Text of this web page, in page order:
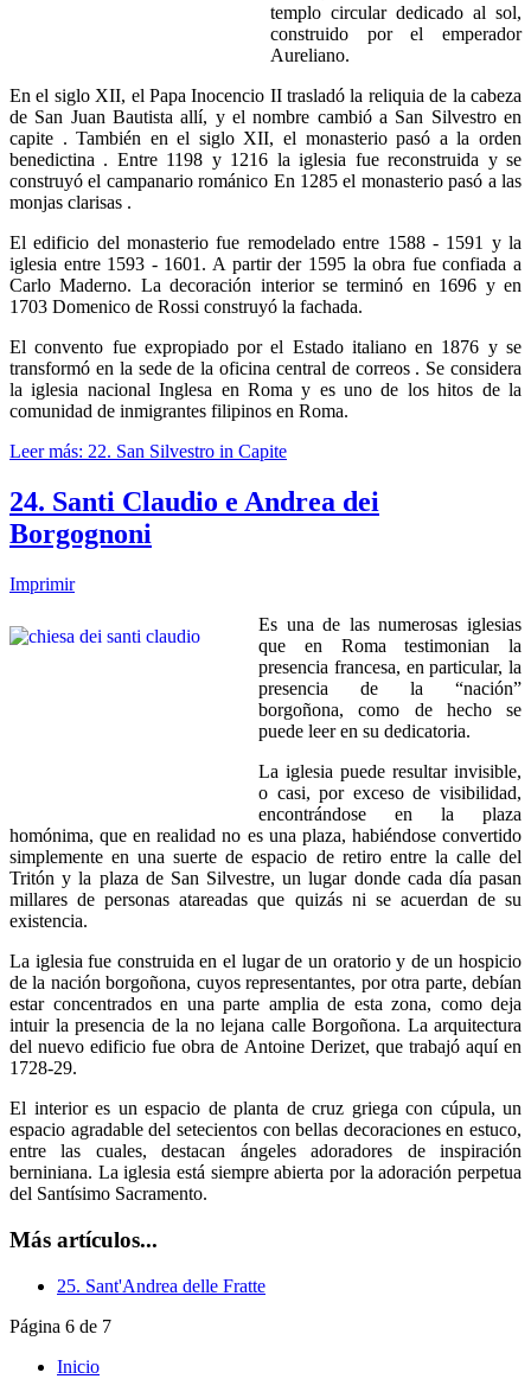
templo circular dedicado al sol,
construido por el emperador
Aureliano.
En el siglo XII, el Papa Inocencio II trasladó la reliquia de la cabeza
de San Juan Bautista allí, y el nombre cambió a San Silvestro en
capite . También en el siglo XII, el monasterio pasó a la orden
benedictina . Entre 1198 y 1216 la iglesia fue reconstruida y se
construyó el campanario románico En 1285 el monasterio pasó a las
monjas clarisas .
El edificio del monasterio fue remodelado entre 1588 - 1591 y la
iglesia entre 1593 - 1601. A partir der 1595 la obra fue confiada a
Carlo Maderno. La decoración interior se terminó en 1696 y en
1703 Domenico de Rossi construyó la fachada.
El convento fue expropiado por el Estado italiano en 1876 y se
transformó en la sede de la oficina central de correos . Se considera
la iglesia nacional Inglesa en Roma y es uno de los hitos de la
comunidad de inmigrantes filipinos en Roma.
Leer más: 22. San Silvestro in Capite
24. Santi Claudio e Andrea dei
Borgognoni
Imprimir
Es una de las numerosas iglesias
que en Roma testimonian la
presencia francesa, en particular, la
presencia de la “nación”
borgoñona, como de hecho se
puede leer en su dedicatoria.
La iglesia puede resultar invisible,
o casi, por exceso de visibilidad,
encontrándose en la plaza
homónima, que en realidad no es una plaza, habiéndose convertido
simplemente en una suerte de espacio de retiro entre la calle del
Tritón y la plaza de San Silvestre, un lugar donde cada día pasan
millares de personas atareadas que quizás ni se acuerdan de su
existencia.
La iglesia fue construida en el lugar de un oratorio y de un hospicio
de la nación borgoñona, cuyos representantes, por otra parte, debían
estar concentrados en una parte amplia de esta zona, como deja
intuir la presencia de la no lejana calle Borgoñona. La arquitectura
del nuevo edificio fue obra de Antoine Derizet, que trabajó aquí en
1728-29.
El interior es un espacio de planta de cruz griega con cúpula, un
espacio agradable del setecientos con bellas decoraciones en estuco,
entre las cuales, destacan ángeles adoradores de inspiración
berniniana. La iglesia está siempre abierta por la adoración perpetua
del Santísimo Sacramento.
Más artículos...
25. Sant'Andrea delle Fratte
Página 6 de 7
Inicio